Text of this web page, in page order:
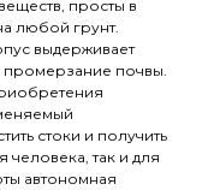
просты в
любой грунт.
выдерживает
промерзание почвы.
стоки и получить
человека, так и для
автономная